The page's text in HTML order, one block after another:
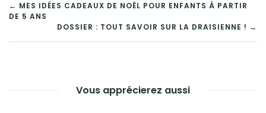
← MES IDÉES CADEAUX DE NOËL POUR ENFANTS À PARTIR
DE 5 ANS
DOSSIER : TOUT SAVOIR SUR LA DRAISIENNE ! →
Vous apprécierez aussi